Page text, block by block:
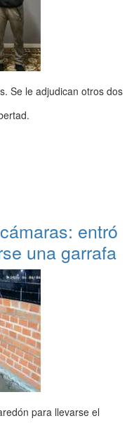
Se le adjudican otros dos
entró
una garrafa
para llevarse el